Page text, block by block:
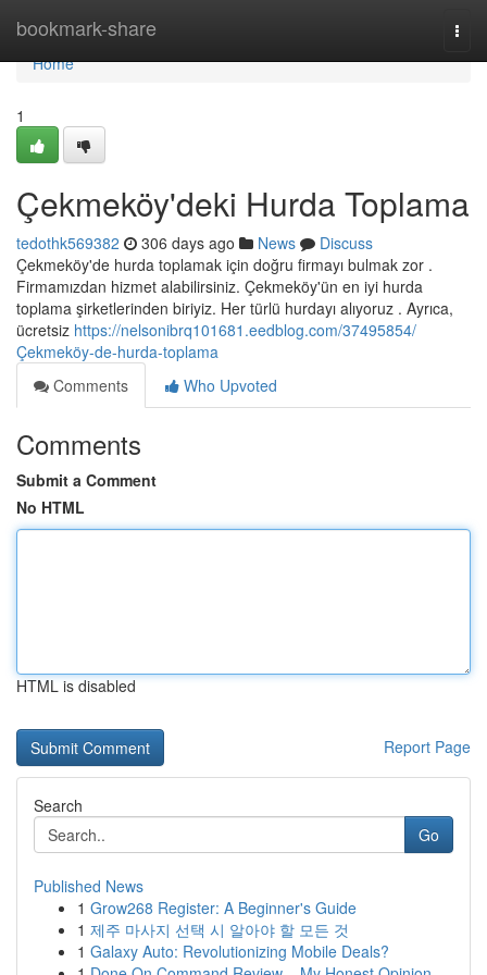
bookmark-share
Home
Home
1
Çekmeköy'deki Hurda Toplama
tedothk569382 306 days ago News
Discuss
Çekmeköy'de hurda toplamak için doğru firmayı bulmak zor .
Firmamızdan hizmet alabilirsiniz. Çekmeköy'ün en iyi hurda
toplama şirketlerinden biriyiz. Her türlü hurdayı alıyoruz . Ayrıca,
ücretsiz https://nelsonibrq101681.eedblog.com/37495854/
Çekmeköy-de-hurda-toplama
Comments
Who Upvoted
Comments
Submit a Comment
No HTML
HTML is disabled
Report Page
Search
Go
Published News
1 Grow268 Register: A Beginner's Guide
1 제주 마사지 선택 시 알아야 할 모든 것
1 Galaxy Auto: Revolutionizing Mobile Deals?